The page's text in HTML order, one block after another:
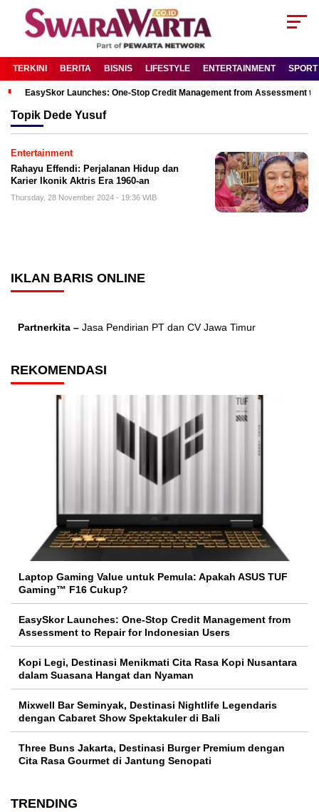
TERKINI BERITA BISNIS LIFESTYLE ENTERTAINMENT SPORT
EasySkor Launches: One-Stop Credit Management from Assessment
Topik Dede Yusuf
Entertainment
Rahayu Effendi: Perjalanan Hidup dan
Karier Ikonik Aktris Era 1960-an
Thursday, 28 November 2024 - 19:36 WIB
IKLAN BARIS ONLINE
Partnerkita – Jasa Pendirian PT dan CV Jawa Timur
REKOMENDASI
Laptop Gaming Value untuk Pemula: Apakah ASUS TUF
Gaming™ F16 Cukup?
EasySkor Launches: One-Stop Credit Management from
Assessment to Repair for Indonesian Users
Kopi Legi, Destinasi Menikmati Cita Rasa Kopi Nusantara
dalam Suasana Hangat dan Nyaman
Mixwell Bar Seminyak, Destinasi Nightlife Legendaris
dengan Cabaret Show Spektakuler di Bali
Three Buns Jakarta, Destinasi Burger Premium dengan
Cita Rasa Gourmet di Jantung Senopati
TRENDING